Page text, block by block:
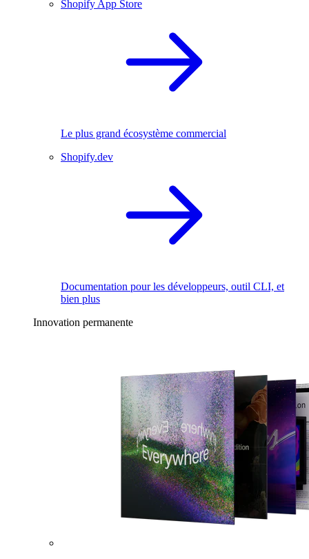
Shopify App Store
Le plus grand écosystème commercial
Shopify.dev
Documentation pour les développeurs, outil CLI, et
bien plus
Innovation permanente